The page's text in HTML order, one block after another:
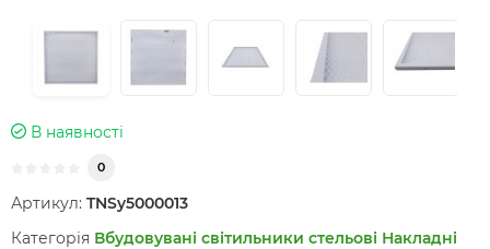
В наявності
0
Артикул: TNSy5000013
Категорія Вбудовувані світильники стельові Накладні